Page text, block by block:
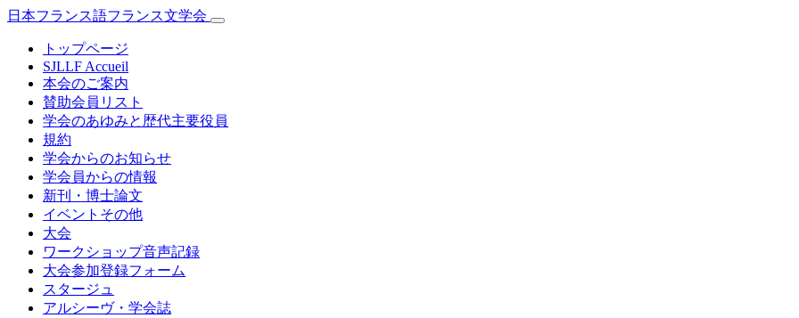
日本フランス語フランス文学会
トップページ
SJLLF Accueil
本会のご案内
賛助会員リスト
学会のあゆみと歴代主要役員
規約
学会からのお知らせ
学会員からの情報
新刊・博士論文
イベントその他
大会
ワークショップ音声記録
大会参加登録フォーム
スタージュ
アルシーヴ・学会誌